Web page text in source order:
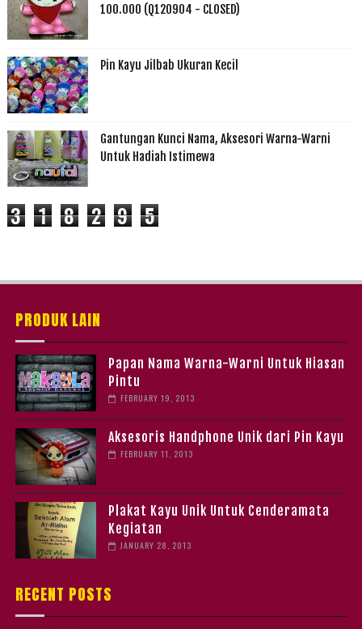
100.000 (Q120904 - CLOSED)
Pin Kayu Jilbab Ukuran Kecil
Gantungan Kunci Nama, Aksesori Warna-Warni
Untuk Hadiah Istimewa
3 1 8 2 9 5
PRODUK LAIN
Papan Nama Warna-Warni Untuk Hiasan
Pintu
FEBRUARY 19, 2013
Aksesoris Handphone Unik dari Pin Kayu
FEBRUARY 11, 2013
Plakat Kayu Unik Untuk Cenderamata
Kegiatan
JANUARY 28, 2013
RECENT POSTS